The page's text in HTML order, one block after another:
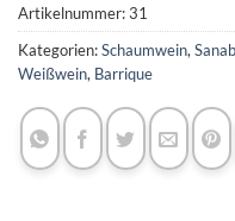
Artikelnummer:31
Kategorien:Schaumwein,
Weißwein, Barrique